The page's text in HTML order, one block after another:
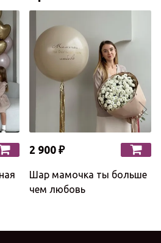
2 900 ₽
Шар мамочка ты больше
чем любовь